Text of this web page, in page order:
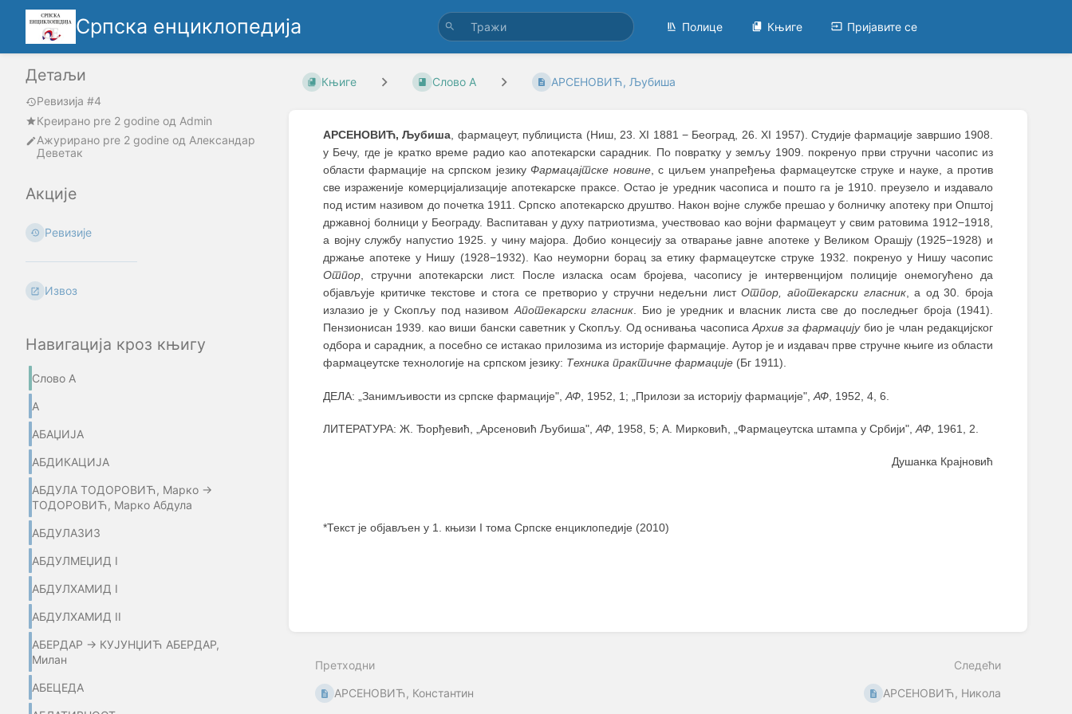
Српска енциклопедија Полице Књиге Пријавите се
Детаљи
Ревизија #4
Креирано pre 2 godine oд Admin
Ажурирано pre 2 godine од Александар
Деветак
Акције
Ревизије
Извоз
Навигација кроз књигу
Слово А
А
АБАЏИЈA
АБДИКАЦИЈА
АБДУЛА ТОДОРОВИЋ, Марко →
ТОДОРОВИЋ, Марко Абдула
АБДУЛАЗИЗ
АБДУЛМЕЏИД I
АБДУЛХАМИД I
АБДУЛХАМИД II
АБЕРДАР → КУЈУНЏИЋ АБЕРДАР,
Милан
АБЕЦЕДА
Књиге Слово А АРСЕНОВИЋ, Љубиша
АРСЕНОВИЋ, Љубиша, фармацеут, публициста (Ниш, 23. XI 1881 − Београд, 26. XI 1957). Студије фармације завршио 1908.
у Бечу, где је кратко време радио као апотекарски сарадник. По повратку у земљу 1909. покренуо први стручни часопис из
области фармације на српском језикуФармацајтске новине, с циљем унапређења фармацеутске струке и науке, а против
све израженије комерцијализације апотекарске праксе. Остао је уредник часописа и пошто га је 1910. преузело и издавало
под истим називом до почетка 1911. Српско апотекарско друштво. Након војне службе прешао у болничку апотеку при Општој
државној болници у Београду. Васпитаван у духу патриотизма, учествовао као војни фармацеут у свим ратовима 1912−1918,
а војну службу напустио 1925. у чину мајора. Добио концесију за отварање јавне апотеке у Великом Орашју (1925−1928) и
држање апотеке у Нишу (1928−1932). Као неуморни борац за етику фармацеутске струке 1932. покренуо у Нишу часопис
Отпор, стручни апотекарски лист. После изласка осам бројева, часопису је интервенцијом полиције онемогућено да
објављује критичке текстове и стога се претворио у стручни недељни листОтпор, апотекарски гласник, а од 30. броја
излазио је у Скопљу под називомАпотекарски гласник. Био је уредник и власник листа све до последњег броја (1941).
Пензионисан 1939. као виши бански саветник у Скопљу. Од оснивања часописаАрхив за фармацијубио је члан редакцијског
одбора и сарадник, а посебно се истакао прилозима из историје фармације. Аутор је и издавач прве стручне књиге из области
фармацеутске технологије на српском језику: Техника практичне фармације (Бг 1911).
ДЕЛА: „Занимљивости из српске фармације", АФ , 1952, 1; „Прилози за историју фармације", АФ , 1952, 4, 6.
ЛИТЕРАТУРА: Ж. Ђорђевић, „Арсеновић Љубиша", АФ , 1958, 5; А. Мирковић, „Фармацеутска штампа у Србији", АФ , 1961, 2.
Душанка Крајновић
*Текст је објављен у 1. књизи I тома Српске енциклопедије (2010)
Претходни
АРСЕНОВИЋ, Константин
Следећи
АРСЕНОВИЋ, Никола